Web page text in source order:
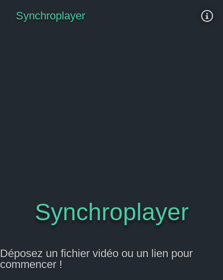
Synchroplayer
Déposez un fichier vidéo ou un lien pour
commencer !
Synchroplayer